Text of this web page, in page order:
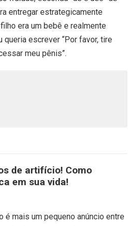
entregar estrategicamente
era um bebê e realmente
escrever “Por favor, tire
meu pênis”.
de artifício! Como
em sua vida!
é mais um pequeno anúncio entre